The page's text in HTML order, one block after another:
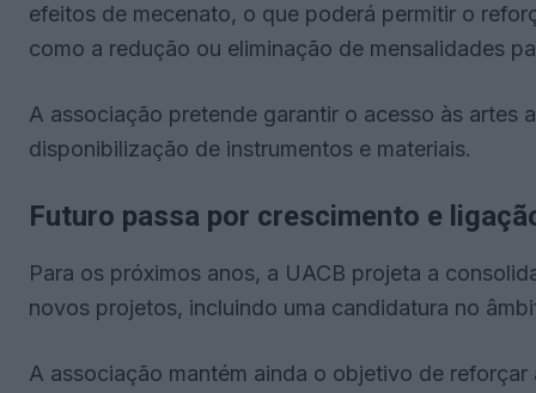
efeitos de mecenato, o que poderá permitir o
como a redução ou eliminação de mensalidades
A associação pretende garantir o acesso às artes
disponibilização de instrumentos e materiais.
Futuro passa por crescimento e
Para os próximos anos, a UACB projeta a
novos projetos, incluindo uma candidatura no
A associação mantém ainda o objetivo de